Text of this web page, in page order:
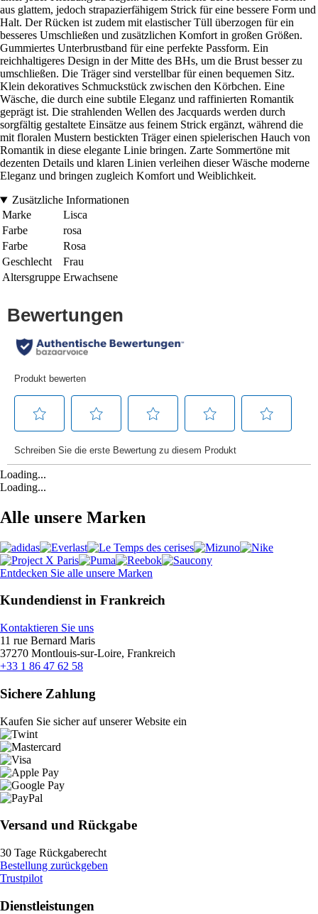
aus glattem, jedoch strapazierfähigem Strick für eine bessere Form und
Halt. Der Rücken ist zudem mit elastischer Tüll überzogen für ein
besseres Umschließen und zusätzlichen Komfort in großen Größen.
Gummiertes Unterbrustband für eine perfekte Passform. Ein
reichhaltigeres Design in der Mitte des BHs, um die Brust besser zu
umschließen. Die Träger sind verstellbar für einen bequemen Sitz.
Klein dekoratives Schmuckstück zwischen den Körbchen. Eine
Wäsche, die durch eine subtile Eleganz und raffinierten Romantik
geprägt ist. Die strahlenden Wellen des Jacquards werden durch
sorgfältig gestaltete Einsätze aus feinem Strick ergänzt, während die
mit floralen Mustern bestickten Träger einen spielerischen Hauch von
Romantik in diese elegante Linie bringen. Zarte Sommertöne mit
dezenten Details und klaren Linien verleihen dieser Wäsche moderne
Eleganz und bringen zugleich Komfort und Weiblichkeit.
Zusätzliche Informationen
Marke
Lisca
Farbe
rosa
Farbe
Rosa
Geschlecht
Frau
Altersgruppe Erwachsene
Loading...
Loading...
Alle unsere Marken
Entdecken Sie alle unsere Marken
Kundendienst in Frankreich
Kontaktieren Sie uns
11 rue Bernard Maris
37270 Montlouis-sur-Loire, Frankreich
+33 1 86 47 62 58
Sichere Zahlung
Kaufen Sie sicher auf unserer Website ein
Versand und Rückgabe
30 Tage Rückgaberecht
Bestellung zurückgeben
Trustpilot
Dienstleistungen